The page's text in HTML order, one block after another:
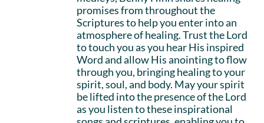
promises from throughout the
Scriptures to help you enter into an
atmosphere of healing. Trust the Lord
to touch you as you hear His inspired
Word and allow His anointing to flow
through you, bringing healing to your
spirit, soul, and body. May your spirit
be lifted into the presence of the Lord
as you listen to these inspirational